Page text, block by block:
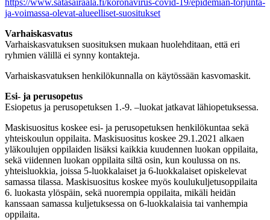
ja-voimassa-olevat-alueelliset-suositukset
Varhaiskasvatus
Varhaiskasvatuksen suosituksen mukaan huolehditaan, että eri
ryhmien välillä ei synny kontakteja.
Varhaiskasvatuksen henkilökunnalla on käytössään kasvomaskit.
Esi- ja perusopetus
Esiopetus ja perusopetuksen 1.-9. –luokat jatkavat lähiopetuksessa.
Maskisuositus koskee esi- ja perusopetuksen henkilökuntaa sekä
yhteiskoulun oppilaita. Maskisuositus koskee 29.1.2021 alkaen
yläkoulujen oppilaiden lisäksi kaikkia kuudennen luokan oppilaita,
sekä viidennen luokan oppilaita siltä osin, kun koulussa on ns.
yhteisluokkia, joissa 5-luokkalaiset ja 6-luokkalaiset opiskelevat
samassa tilassa. Maskisuositus koskee myös koulukuljetusoppilaita
6. luokasta ylöspäin, sekä nuorempia oppilaita, mikäli heidän
kanssaan samassa kuljetuksessa on 6-luokkalaisia tai vanhempia
oppilaita.